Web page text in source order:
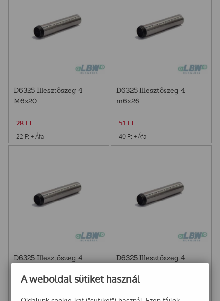
D6325 Illesztőszeg 4
M6x20
28 Ft
22 Ft + Áfa
D6325 Illesztőszeg 4
m6x26
51 Ft
40 Ft + Áfa
D6325 Illesztőszeg 4
D6325 Illesztőszeg 4
A weboldal sütiket használ